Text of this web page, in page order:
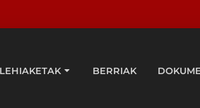
LEHIAKETAK BERRIAK